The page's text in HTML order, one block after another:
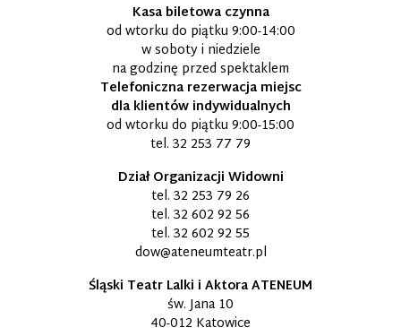
Kasa biletowa czynna
od wtorku do piątku 9:00-14:00
w soboty i niedziele
na godzinę przed spektaklem
Telefoniczna rezerwacja miejsc
dla klientów indywidualnych
od wtorku do piątku 9:00-15:00
tel. 32 253 77 79
Dział Organizacji Widowni
tel. 32 253 79 26
tel. 32 602 92 56
tel. 32 602 92 55
dow@ateneumteatr.pl
Śląski Teatr Lalki i Aktora ATENEUM
św. Jana 10
40-012 Katowice